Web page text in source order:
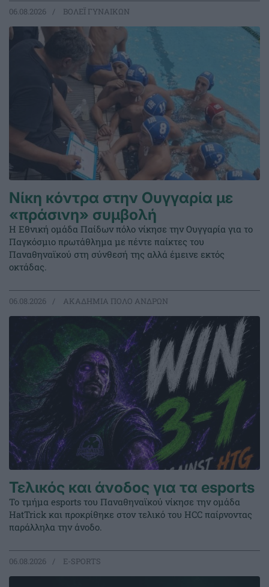
06.08.2026 ΒΟΛΕΪ ΓΥΝΑΙΚΩΝ
Νίκη κόντρα στην Ουγγαρία με
«πράσινη» συμβολή
Η Εθνική ομάδα Παίδων πόλο νίκησε την Ουγγαρία για το
Παγκόσμιο πρωτάθλημα με πέντε παίκτες του
Παναθηναϊκού στη σύνθεσή της αλλά έμεινε εκτός
οκτάδας.
06.08.2026 ΑΚΑΔΗΜΙΑ ΠΟΛΟ ΑΝΔΡΩΝ
Τελικός και άνοδος για τα esports
Το τμήμα esports του Παναθηναϊκού νίκησε την ομάδα
HatTrick και προκρίθηκε στον τελικό του HCC παίρνοντας
παράλληλα την άνοδο.
06.08.2026 E-SPORTS